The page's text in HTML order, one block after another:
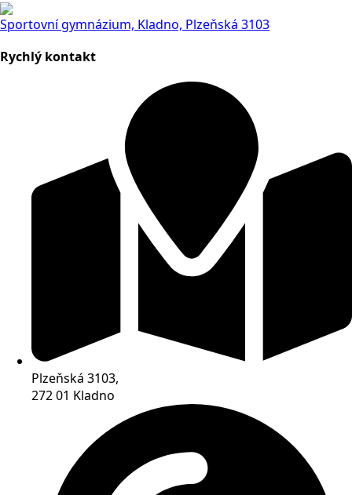
Sportovní gymnázium, Kladno, Plzeňská 3103
Rychlý kontakt
Plzeňská 3103,
272 01 Kladno